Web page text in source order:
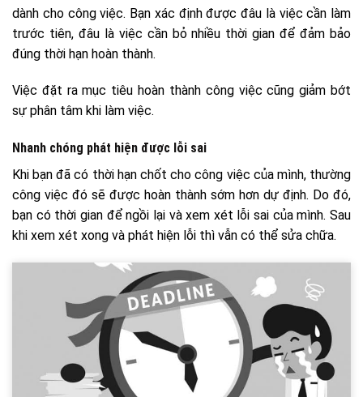
dành cho công việc. Bạn xác định được đâu là việc cần làm
trước tiên, đâu là việc cần bỏ nhiều thời gian để đảm bảo
đúng thời hạn hoàn thành.
Việc đặt ra mục tiêu hoàn thành công việc cũng giảm bớt
sự phân tâm khi làm việc.
Nhanh chóng phát hiện được lỗi sai
Khi bạn đã có thời hạn chốt cho công việc của mình, thường
công việc đó sẽ được hoàn thành sớm hơn dự định. Do đó,
bạn có thời gian để ngồi lại và xem xét lỗi sai của mình. Sau
khi xem xét xong và phát hiện lỗi thì vẫn có thể sửa chữa.